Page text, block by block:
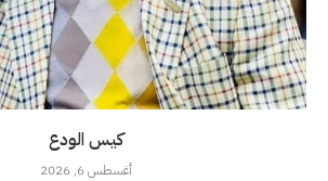
كيس الودع
أغسطس 6, 2026